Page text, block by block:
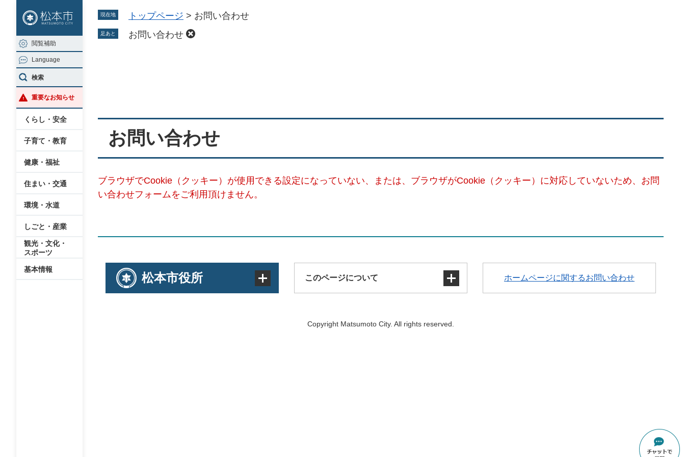
ジ
の
先
頭
で
す
ュ
ー
を
飛
ば
し
閲覧補助
Language
検索
重要なお知らせ
くらし・安全
子育て・教育
健康・福祉
住まい・交通
環境・水道
しごと・産業
観光・文化・
スポーツ
基本情報
現在地 トップページ > お問い合わせ
足あと お問い合わせ
お問い合わせ
ブラウザでCookie（クッキー）が使用できる設定になっていない、または、ブラウザがCookie（クッキー）に対応していないため、お問
い合わせフォームをご利用頂けません。
松本市役所 このページについて
著作権・免責事項・リンク
ホームページに関するお問い合わせ
Copyright Matsumoto City. All rights reserved.